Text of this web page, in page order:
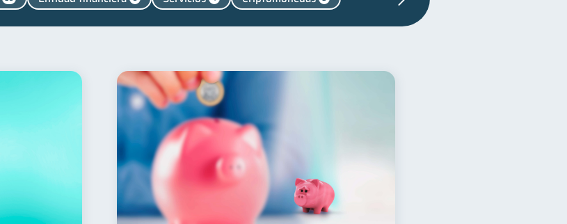
Ahorro 8 Consejos
Derechos & Deberes 4 Superintendencia de Bancos
Finanzas Personales Finanzas en Pareja
Información financiera 1 inversiones
Doble sueldo Gasto responsable 1 información financiera